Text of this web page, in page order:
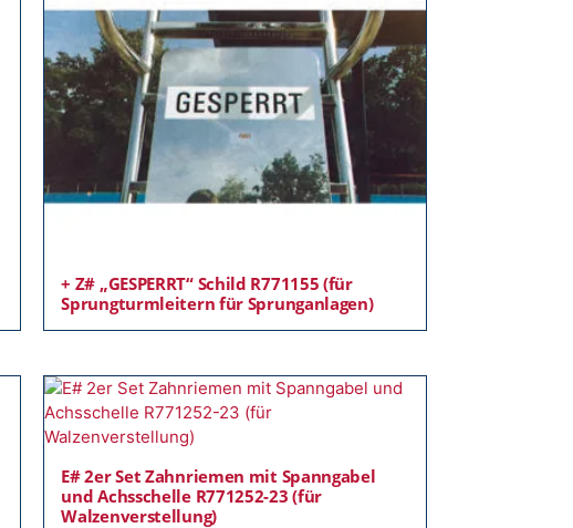
+ Z# „GESPERRT“ Schild R771155 (für
Sprungturmleitern für Sprunganlagen)
E# 2er Set Zahnriemen mit Spanngabel
und Achsschelle R771252-23 (für
Walzenverstellung)